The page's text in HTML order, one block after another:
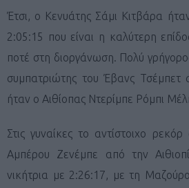
Έτσι, ο Κενυάτης Σάμι Κιτβάρα
2:05:15 που είναι η καλύτερη
ποτέ στη διοργάνωση. Πολύ
συμπατριώτης του Έβανς Τσέμπετ
ήταν ο Αιθίοπας Ντερίμπε Ρόμπι
Στις γυναίκες το αντίστοιχο
Αμπέρου Ζενέμπε από την
νικήτρια με 2:26:17, με τη